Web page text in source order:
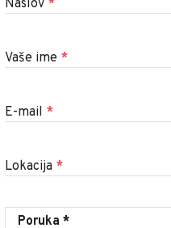
Naslov *
Vaše ime *
E-mail *
Lokacija *